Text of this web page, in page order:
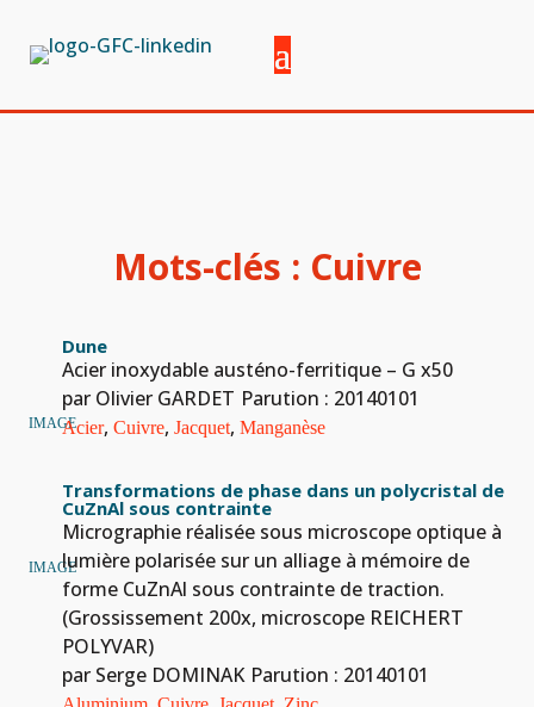
Mots-clés : Cuivre
IMAGE
Dune
Acier inoxydable austéno-ferritique – G x50
par Olivier GARDET Parution : 20140101
Acier, Cuivre, Jacquet, Manganèse
IMAGE
Transformations de phase dans un polycristal de
CuZnAl sous contrainte
Micrographie réalisée sous microscope optique à
lumière polarisée sur un alliage à mémoire de
forme CuZnAl sous contrainte de traction.
(Grossissement 200x, microscope REICHERT
POLYVAR)
par Serge DOMINAK Parution : 20140101